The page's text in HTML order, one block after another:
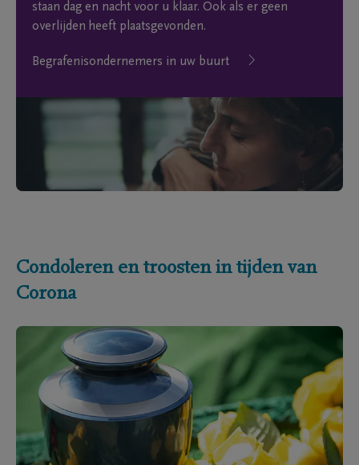
staan dag en nacht voor u klaar. Ook als er geen
overlijden heeft plaatsgevonden.
Begrafenisondernemers in uw buurt
Condoleren en troosten in tijden van
Corona